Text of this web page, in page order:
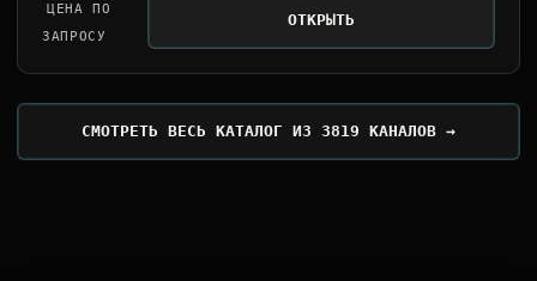
ЦЕНА ПО
ЗАПРОСУ
ОТКРЫТЬ
СМОТРЕТЬ ВЕСЬ КАТАЛОГ ИЗ 3819 КАНАЛОВ →